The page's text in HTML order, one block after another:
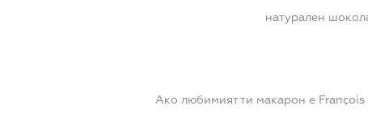
натурален
Ако любимият ти макарон е